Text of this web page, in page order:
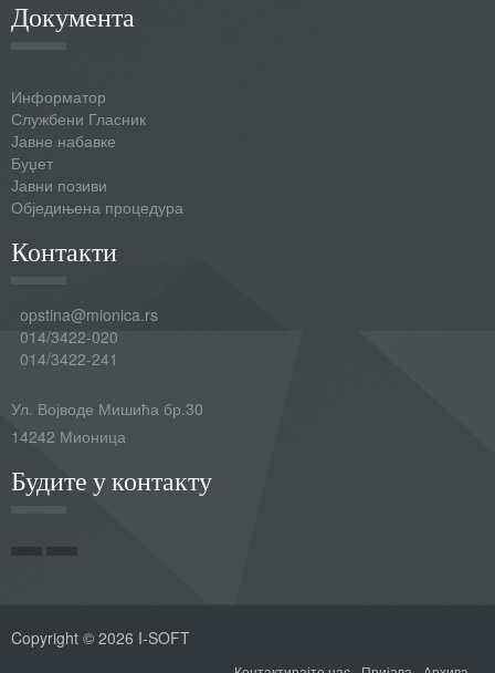
Документа
Информатор
Службени Гласник
Јавне набавке
Буџет
Јавни позиви
Обједињена процедура
Контакти
opstina@mionica.rs
014/3422-020
014/3422-241
Ул. Војводе Мишића бр.30
14242 Мионица
Будите у контакту
Copyright © 2026 I-SOFT